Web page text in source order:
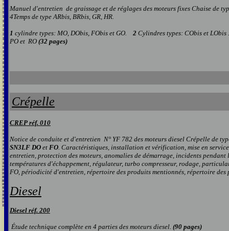
Manuel d'entretien de graissage et de réglages des moteurs fixes Chaise de
4Temps de type ARbis, BRbis, GR, HR.
1 cylindre types: MO, DObis, FObis et GO. 2 Cylindres types: CObis et LObis .
PO et RO (32 pages)
Crépelle
CREP réf. 010
Notice de conduite et d'entretien N° YF 782 des moteurs diesel Crépelle de
SN3LF DO et FO. Caractéristiques, installation et vérification, mise en
entretien, protection des moteurs, anomalies de démarrage, incidents pendant
températures d'échappement, régulateur, turbo compresseur, rodage,
FO, périodicité d'entretien, répertoire des produits mentionnés, répertoire des
Diesel
Diesel réf. 200
Étude technique complète en 4 parties des moteurs diesel. (90 pages)